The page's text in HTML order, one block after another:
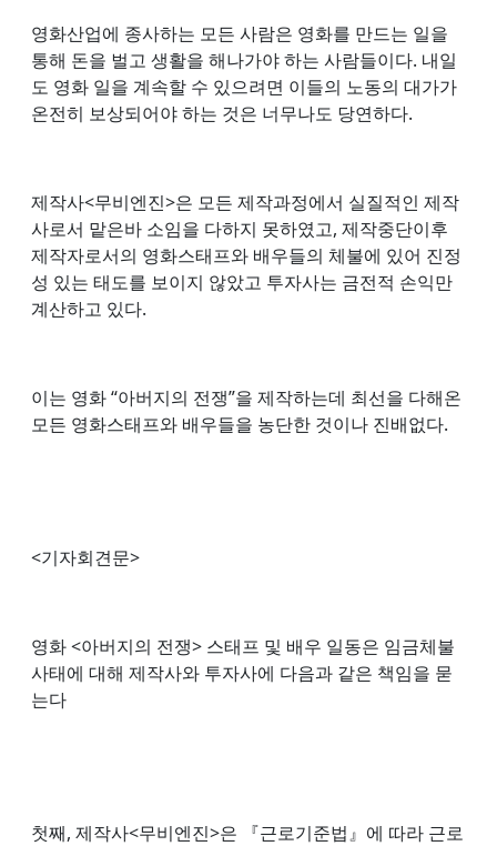
영화산업에 종사하는 모든 사람은 영화를 만드는 일을
통해 돈을 벌고 생활을 해나가야 하는 사람들이다. 내일
도 영화 일을 계속할 수 있으려면 이들의 노동의 대가가
온전히 보상되어야 하는 것은 너무나도 당연하다.
제작사<무비엔진>은 모든 제작과정에서 실질적인 제작
사로서 맡은바 소임을 다하지 못하였고, 제작중단이후
제작자로서의 영화스태프와 배우들의 체불에 있어 진정
성 있는 태도를 보이지 않았고 투자사는 금전적 손익만
계산하고 있다.
이는 영화 “아버지의 전쟁”을 제작하는데 최선을 다해온
모든 영화스태프와 배우들을 농단한 것이나 진배없다.
<기자회견문>
영화 <아버지의 전쟁> 스태프 및 배우 일동은 임금체불
사태에 대해 제작사와 투자사에 다음과 같은 책임을 묻
는다
첫째, 제작사<무비엔진>은 『근로기준법』에 따라 근로